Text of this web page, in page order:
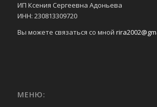
ИП Ксения Сергеевна Адоньева
ИНН: 230813309720
Вы можете связаться со мной
МЕНЮ: